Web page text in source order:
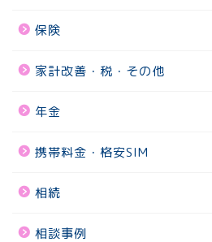
保険
家計改善・税・その他
年金
携帯料金・格安SIM
相続
相談事例